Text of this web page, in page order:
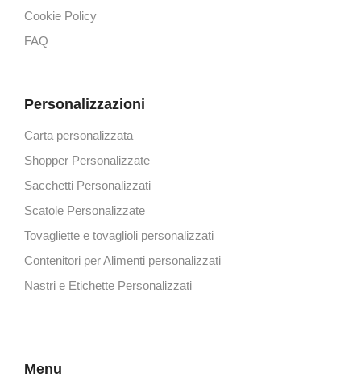
Cookie Policy
FAQ
Personalizzazioni
Carta personalizzata
Shopper Personalizzate
Sacchetti Personalizzati
Scatole Personalizzate
Tovagliette e tovaglioli personalizzati
Contenitori per Alimenti personalizzati
Nastri e Etichette Personalizzati
Menu